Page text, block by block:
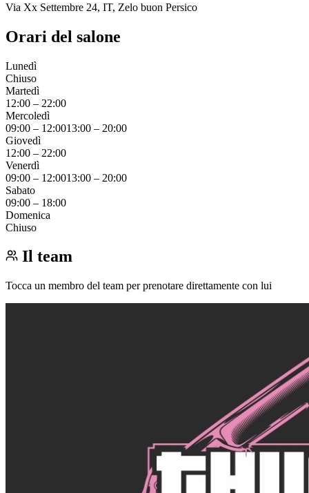
Via Xx Settembre 24, IT, Zelo buon Persico
Orari del salone
Lunedì
Chiuso
Martedì
12:00 – 22:00
Mercoledì
09:00 – 12:0013:00 – 20:00
Giovedì
12:00 – 22:00
Venerdì
09:00 – 12:0013:00 – 20:00
Sabato
09:00 – 18:00
Domenica
Chiuso
Il team
Tocca un membro del team per prenotare direttamente con lui